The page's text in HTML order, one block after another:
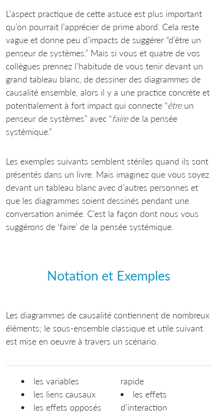
L’aspect practique de cette astuce est plus important
qu’on pourrait l’apprécier de prime abord. Cela reste
vague et donne peu d’impacts de suggérer “d’être un
penseur de systèmes.” Mais si vous et quatre de vos
collègues prennez l’habitude de vous tenir devant un
grand tableau blanc, de dessiner des diagrammes de
causalité ensemble, alors il y a une practice concrète et
potentialement à fort impact qui connecte “êtreun
penseur de systèmes” avec “fairede la pensée
systémique.”
Les exemples suivants semblent stériles quand ils sont
présentés dans un livre. Mais imaginez que vous soyez
devant un tableau blanc avec d’autres personnes et
que les diagrammes soient dessinés pendant une
conversation animée. C’est la façon dont nous vous
suggérons de ‘faire’ de la pensée systémique.
Notation et Exemples
Les diagrammes de causalité contiennent de nombreux
éléments; le sous-ensemble classique et utile suivant
est mise en oeuvre à travers un scénario.
les variables
les liens causaux
les effets opposés
rapide
les effets
d’interaction